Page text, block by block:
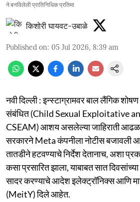
ने बनविलेली प्रातिनिधिक प्रतिमा
किशोरी घायवट-उबाळे
Published on: 05 Jul 2026, 8:39 am
नवी दिल्ली : इन्स्टाग्रामवर बाल लैंगिक
संबंधित (Child Sexual Exploitative
CSEAM) आशय असलेल्या जाहिराती
सरकारने Meta कंपनीला नोटीस बजावली
तातडीने हटवण्याचे निर्देश देतानाच, अशा
कसा प्रसारित झाला, याबाबत सात
सादर करण्याचे आदेश इलेक्ट्रॉनिक्स आणि
(MeitY) दिले आहेत.